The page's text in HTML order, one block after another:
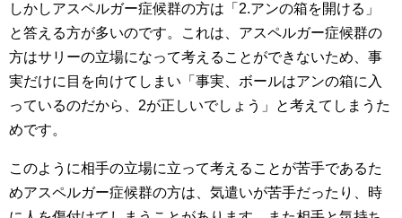
しかしアスペルガー症候群の方は「2.アンの箱を開ける」
と答える方が多いのです。これは、アスペルガー症候群の
方はサリーの立場になって考えることができないため、事
実だけに目を向けてしまい「事実、ボールはアンの箱に入
っているのだから、2が正しいでしょう」と考えてしまうた
めです。
このように相手の立場に立って考えることが苦手であるた
めアスペルガー症候群の方は、気遣いが苦手だったり、時